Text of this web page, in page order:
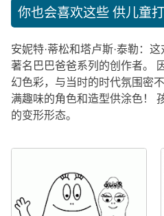
你也会喜欢这些 供儿童
安妮特·蒂松和塔卢斯·泰勒：
著名巴巴爸爸系列的创作者。
幻色彩，与当时的时代氛围密
满趣味的角色和造型供涂色！
的变形形态。